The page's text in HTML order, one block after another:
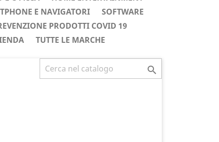
E NAVIGATORI
SOFTWARE
PRODOTTI COVID 19
TUTTE LE MARCHE

Successivo